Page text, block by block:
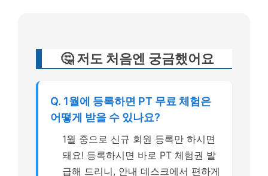
🤔 저도 처음엔 궁금했어요
Q. 1월에 등록하면 PT 무료 체험은
어떻게 받을 수 있나요?
1월 중으로 신규 회원 등록만 하시면
돼요! 등록하시면 바로 PT 체험권 발
급해 드리니, 안내 데스크에서 편하게